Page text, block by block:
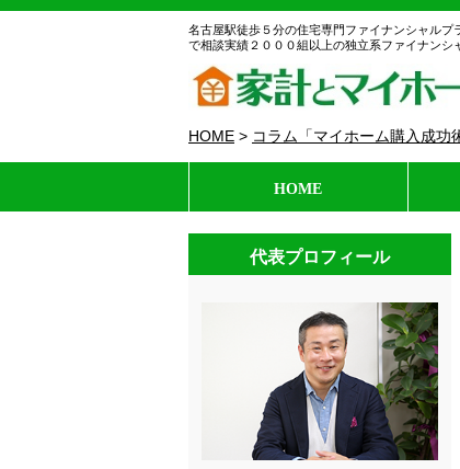
名古屋駅徒歩５分の住宅専門ファイナンシャル
で相談実績２０００組以上の独立系ファイナンシ
HOME > コラム「マイホーム購入成功
HOME
代表プロフィール